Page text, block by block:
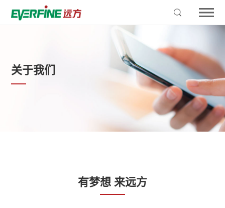
关于我们
有梦想 来远方